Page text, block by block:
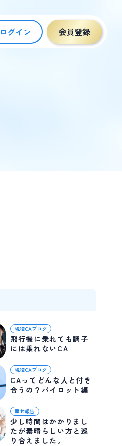
ログイン 会員登録
現役CAブログ
飛行機に乗れても調子
には乗れないCA
現役CAブログ
CAってどんな人と付き
合うの？パイロット編
幸せ報告
少し時間はかかりまし
たが素晴らしい方と巡
り合えました。